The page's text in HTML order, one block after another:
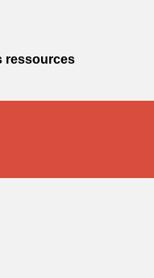
ressources